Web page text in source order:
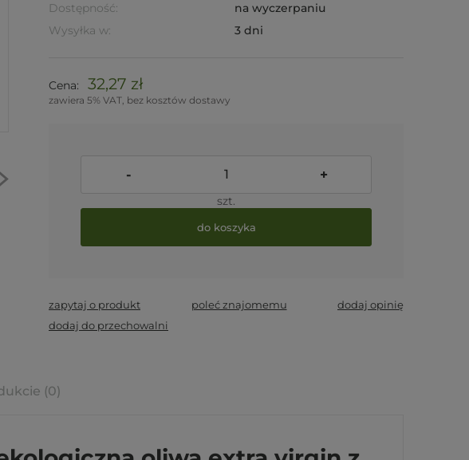
Dostępność:
na wyczerpaniu
Wysyłka w:
3 dni
Cena: 32,27 zł
zawiera 5% VAT, bez kosztów dostawy
- +
szt.
do koszyka
zapytaj o produkt poleć znajomemu
dodaj opinię
dodaj do przechowalni
(0)